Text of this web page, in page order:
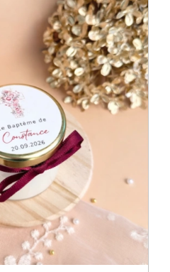
variations.
options
peuvent
sur
la
page
du
produit